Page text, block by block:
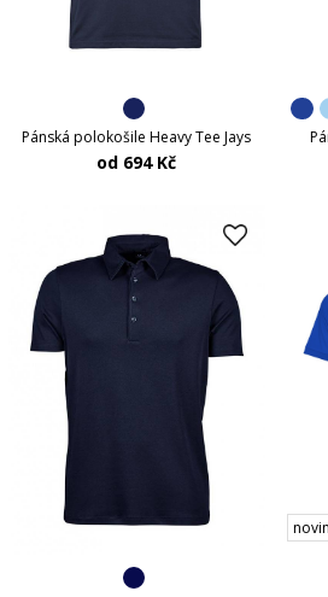
Pánská polokošile Heavy Tee Jays
od 694 Kč